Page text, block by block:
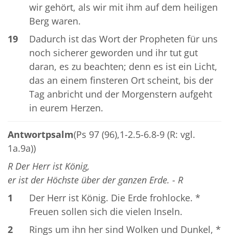
wir gehört, als wir mit ihm auf dem heiligen
Berg waren.
19
Dadurch ist das Wort der Propheten für uns
noch sicherer geworden und ihr tut gut
daran, es zu beachten; denn es ist ein Licht,
das an einem finsteren Ort scheint, bis der
Tag anbricht und der Morgenstern aufgeht
in eurem Herzen.
Antwortpsalm(Ps 97 (96),1-2.5-6.8-9 (R: vgl.
1a.9a))
R Der Herr ist König,
er ist der Höchste über der ganzen Erde. - R
1
Der Herr ist König. Die Erde frohlocke. *
Freuen sollen sich die vielen Inseln.
2
Rings um ihn her sind Wolken und Dunkel, *